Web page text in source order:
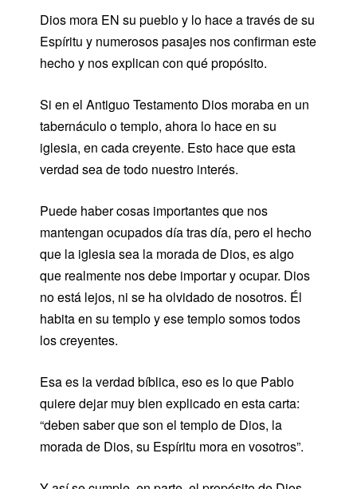
Dios mora EN su pueblo y lo hace a través de su
Espíritu y numerosos pasajes nos confirman este
hecho y nos explican con qué propósito.
Si en el Antiguo Testamento Dios moraba en un
tabernáculo o templo, ahora lo hace en su
iglesia, en cada creyente. Esto hace que esta
verdad sea de todo nuestro interés.
Puede haber cosas importantes que nos
mantengan ocupados día tras día, pero el hecho
que la iglesia sea la morada de Dios, es algo
que realmente nos debe importar y ocupar. Dios
no está lejos, ni se ha olvidado de nosotros. Él
habita en su templo y ese templo somos todos
los creyentes.
Esa es la verdad bíblica, eso es lo que Pablo
quiere dejar muy bien explicado en esta carta:
“deben saber que son el templo de Dios, la
morada de Dios, su Espíritu mora en vosotros”.